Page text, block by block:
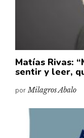
Matías Rivas:
sentir y leer,
porMilagros Abalo